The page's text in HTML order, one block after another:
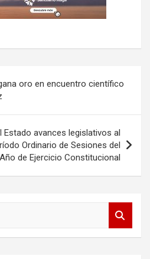
oro en encuentro científico
Estado avances legislativos al
Ordinario de Sesiones del
de Ejercicio Constitucional